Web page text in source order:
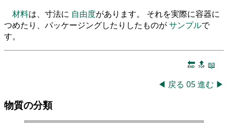
材料は、寸法に 自由度があります。 それを実際に容器に
つめたり、パッケージングしたりしたものがサンプルで
す。
🔚 🔝 📖
◀ 戻る 05進む ▶
物質の分類